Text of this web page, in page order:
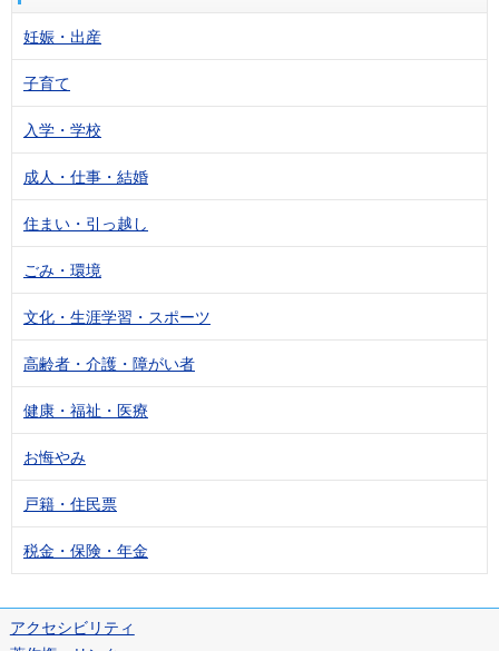
妊娠・出産
子育て
入学・学校
成人・仕事・結婚
住まい・引っ越し
ごみ・環境
文化・生涯学習・スポーツ
高齢者・介護・障がい者
健康・福祉・医療
お悔やみ
戸籍・住民票
税金・保険・年金
アクセシビリティ